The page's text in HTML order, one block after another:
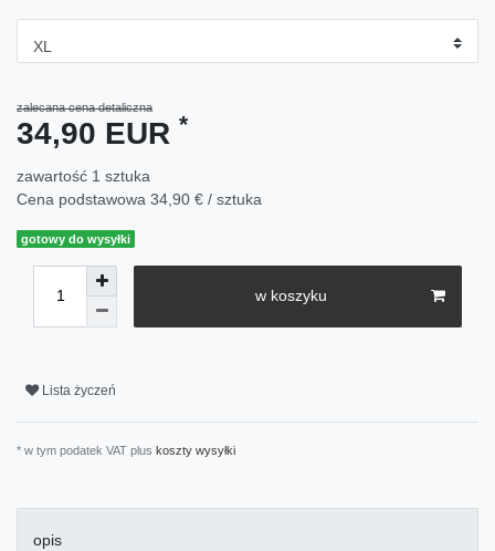
zalecana cena detaliczna
34,90 EUR *
zawartość 1 sztuka
Cena podstawowa 34,90 € / sztuka
gotowy do wysyłki
w koszyku
Lista życzeń
* w tym podatek VAT plus koszty wysyłki
opis